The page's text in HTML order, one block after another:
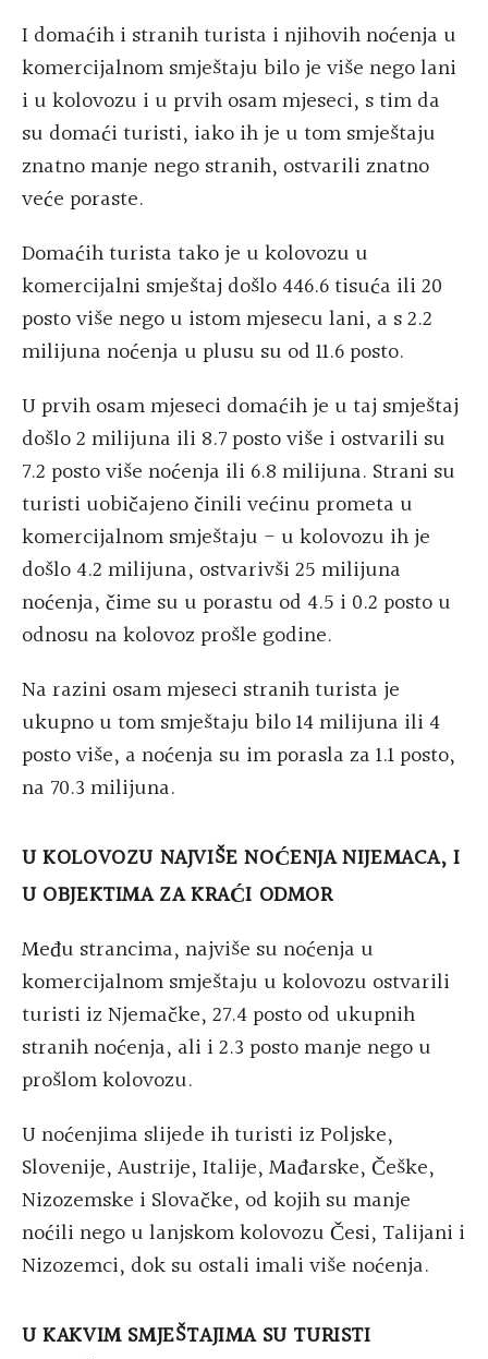
I domaćih i stranih turista i njihovih noćenja u
komercijalnom smještaju bilo je više nego lani
i u kolovozu i u prvih osam mjeseci, s tim da
su domaći turisti, iako ih je u tom smještaju
znatno manje nego stranih, ostvarili znatno
veće poraste.
Domaćih turista tako je u kolovozu u
komercijalni smještaj došlo 446.6 tisuća ili 20
posto više nego u istom mjesecu lani, a s 2.2
milijuna noćenja u plusu su od 11.6 posto.
U prvih osam mjeseci domaćih je u taj smještaj
došlo 2 milijuna ili 8.7 posto više i ostvarili su
7.2 posto više noćenja ili 6.8 milijuna. Strani su
turisti uobičajeno činili većinu prometa u
komercijalnom smještaju - u kolovozu ih je
došlo 4.2 milijuna, ostvarivši 25 milijuna
noćenja, čime su u porastu od 4.5 i 0.2 posto u
odnosu na kolovoz prošle godine.
Na razini osam mjeseci stranih turista je
ukupno u tom smještaju bilo 14 milijuna ili 4
posto više, a noćenja su im porasla za 1.1 posto,
na 70.3 milijuna.
U KOLOVOZU NAJVIŠE NOĆENJA NIJEMACA, I
U OBJEKTIMA ZA KRAĆI ODMOR
Među strancima, najviše su noćenja u
komercijalnom smještaju u kolovozu ostvarili
turisti iz Njemačke, 27.4 posto od ukupnih
stranih noćenja, ali i 2.3 posto manje nego u
prošlom kolovozu.
U noćenjima slijede ih turisti iz Poljske,
Slovenije, Austrije, Italije, Mađarske, Češke,
Nizozemske i Slovačke, od kojih su manje
noćili nego u lanjskom kolovozu Česi, Talijani i
Nizozemci, dok su ostali imali više noćenja.
U KAKVIM SMJEŠTAJIMA SU TURISTI